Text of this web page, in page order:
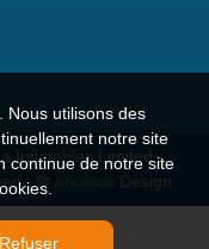
Inflatables Limited -
Design
Nous utilisons des
notre site
continue de notre site
Refuser